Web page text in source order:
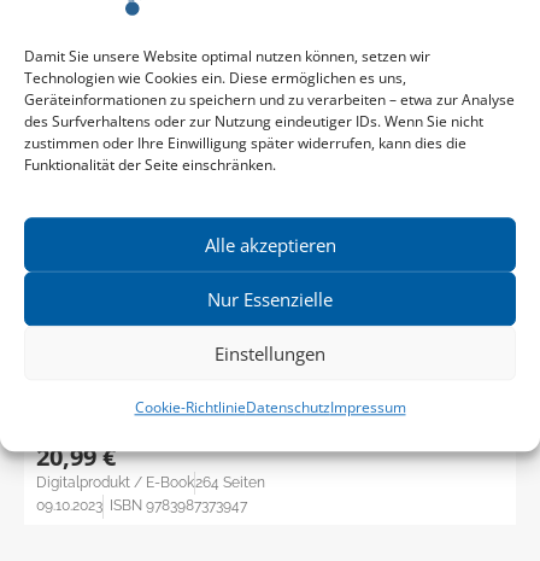
Damit Sie unsere Website optimal nutzen können, setzen wir
Technologien wie Cookies ein. Diese ermöglichen es uns,
Geräteinformationen zu speichern und zu verarbeiten – etwa zur Analyse
des Surfverhaltens oder zur Nutzung eindeutiger IDs. Wenn Sie nicht
zustimmen oder Ihre Einwilligung später widerrufen, kann dies die
Funktionalität der Seite einschränken.
Alle akzeptieren
Nur Essenzielle
Einstellungen
Cookie-RichtlinieDatenschutzImpressum
KAMPAGNE IN DEUTSCHLAND
Bénédicte Savoy und der Streit um die
Raubkunst
Die Debatte um Raubkunst und Restitution wird seit
Schlüsselfigur dabei ist die in Berlin und Paris lehrende
20,99 €
Digitalprodukt / E-Book264 Seiten
09.10.2023
ISBN 9783987373947